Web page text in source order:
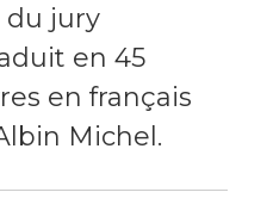
jury
en 45
en français
Michel.